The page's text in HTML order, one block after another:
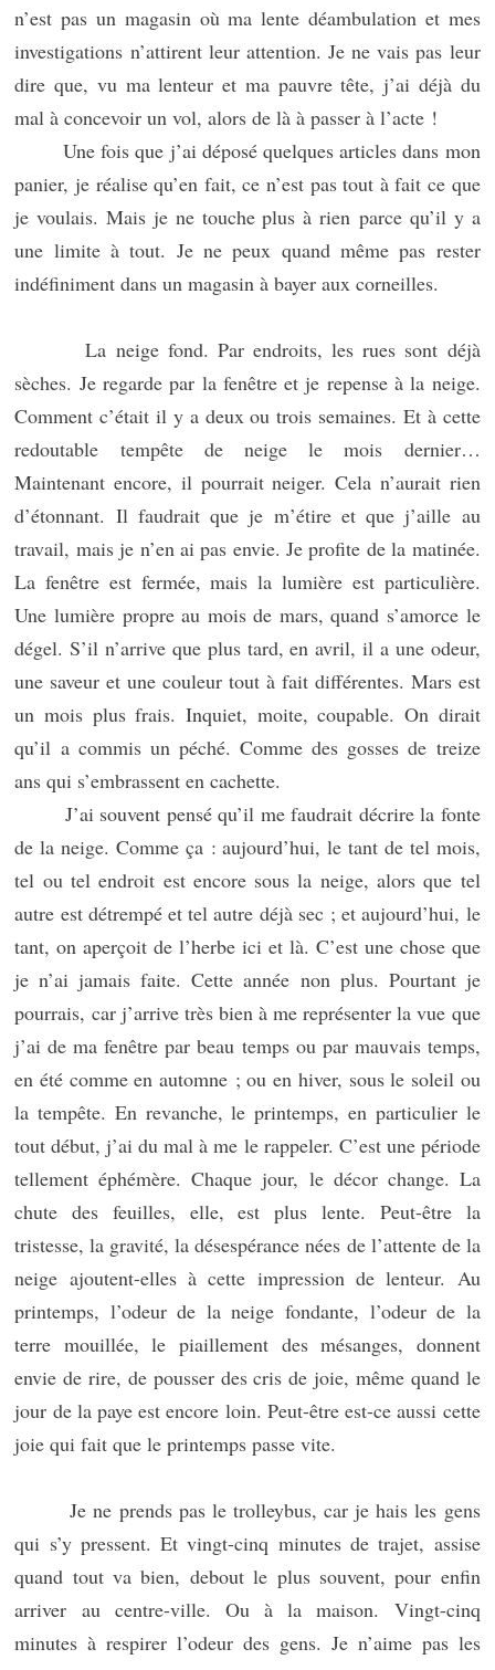
n’est pas un magasin où ma lente déambulation et mes
investigations n’attirent leur attention. Je ne vais pas leur
dire que, vu ma lenteur et ma pauvre tête, j’ai déjà du
mal à concevoir un vol, alors de là à passer à l’acte !
Une fois que j’ai déposé quelques articles dans mon
panier, je réalise qu’en fait, ce n’est pas tout à fait ce que
je voulais. Mais je ne touche plus à rien parce qu’il y a
une limite à tout. Je ne peux quand même pas rester
indéfiniment dans un magasin à bayer aux corneilles.
La neige fond. Par endroits, les rues sont déjà
sèches. Je regarde par la fenêtre et je repense à la neige.
Comment c’était il y a deux ou trois semaines. Et à cette
redoutable tempête de neige le mois dernier…
Maintenant encore, il pourrait neiger. Cela n’aurait rien
d’étonnant. Il faudrait que je m’étire et que j’aille au
travail, mais je n’en ai pas envie. Je profite de la matinée.
La fenêtre est fermée, mais la lumière est particulière.
Une lumière propre au mois de mars, quand s’amorce le
dégel. S’il n’arrive que plus tard, en avril, il a une odeur,
une saveur et une couleur tout à fait différentes. Mars est
un mois plus frais. Inquiet, moite, coupable. On dirait
qu’il a commis un péché. Comme des gosses de treize
ans qui s’embrassent en cachette.
J’ai souvent pensé qu’il me faudrait décrire la fonte
de la neige. Comme ça : aujourd’hui, le tant de tel mois,
tel ou tel endroit est encore sous la neige, alors que tel
autre est détrempé et tel autre déjà sec ; et aujourd’hui, le
tant, on aperçoit de l’herbe ici et là. C’est une chose que
je n’ai jamais faite. Cette année non plus. Pourtant je
pourrais, car j’arrive très bien à me représenter la vue que
j’ai de ma fenêtre par beau temps ou par mauvais temps,
en été comme en automne ; ou en hiver, sous le soleil ou
la tempête. En revanche, le printemps, en particulier le
tout début, j’ai du mal à me le rappeler. C’est une période
tellement éphémère. Chaque jour, le décor change. La
chute des feuilles, elle, est plus lente. Peut-être la
tristesse, la gravité, la désespérance nées de l’attente de la
neige ajoutent-elles à cette impression de lenteur. Au
printemps, l’odeur de la neige fondante, l’odeur de la
terre mouillée, le piaillement des mésanges, donnent
envie de rire, de pousser des cris de joie, même quand le
jour de la paye est encore loin. Peut-être est-ce aussi cette
joie qui fait que le printemps passe vite.
Je ne prends pas le trolleybus, car je hais les gens
qui s’y pressent. Et vingt-cinq minutes de trajet, assise
quand tout va bien, debout le plus souvent, pour enfin
arriver au centre-ville. Ou à la maison. Vingt-cinq
minutes à respirer l’odeur des gens. Je n’aime pas les